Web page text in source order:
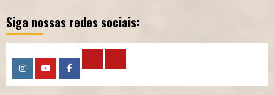
Siga nossas redes sociais:
InstagramYouTubeFacebook
Calculadora
–
Calculadora
–